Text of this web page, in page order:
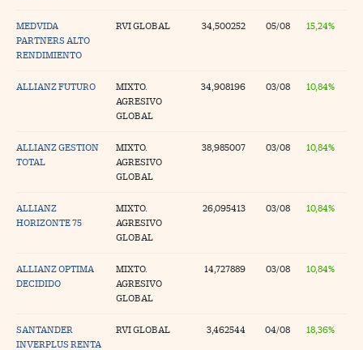
MEDVIDA
PARTNERS ALTO
RENDIMIENTO
RVI GLOBAL 34,500252 05/08 15,24%
ALLIANZ FUTURO
MIXTO.
AGRESIVO
GLOBAL
34,908196 03/08 10,84%
ALLIANZ GESTION
TOTAL
MIXTO.
AGRESIVO
GLOBAL
38,985007 03/08 10,84%
ALLIANZ
HORIZONTE 75
MIXTO.
AGRESIVO
GLOBAL
26,095413 03/08 10,84%
ALLIANZ OPTIMA
DECIDIDO
MIXTO.
AGRESIVO
GLOBAL
14,727889 03/08 10,84%
SANTANDER
INVERPLUS RENTA
RVI GLOBAL 3,462544 04/08 18,36%